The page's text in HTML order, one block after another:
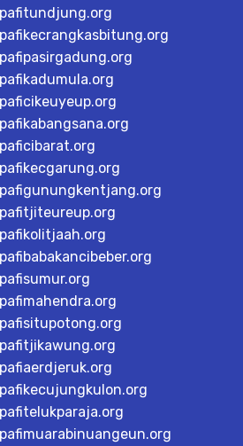
pafitundjung.org
pafikecrangkasbitung.org
pafipasirgadung.org
pafikadumula.org
paficikeuyeup.org
pafikabangsana.org
paficibarat.org
pafikecgarung.org
pafigunungkentjang.org
pafitjiteureup.org
pafikolitjaah.org
pafibabakancibeber.org
pafisumur.org
pafimahendra.org
pafisitupotong.org
pafitjikawung.org
pafiaerdjeruk.org
pafikecujungkulon.org
pafitelukparaja.org
pafimuarabinuangeun.org